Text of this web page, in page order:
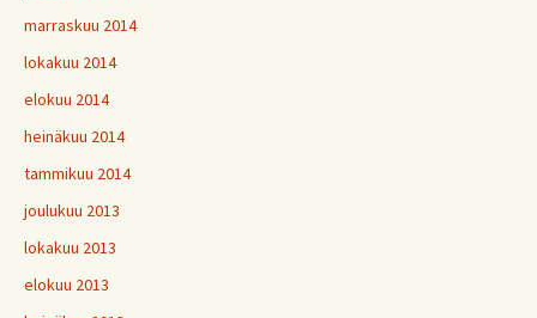
marraskuu 2014
lokakuu 2014
elokuu 2014
heinäkuu 2014
tammikuu 2014
joulukuu 2013
lokakuu 2013
elokuu 2013